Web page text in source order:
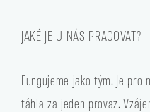
JAKÉ JE U NÁS PRACOVAT?
Fungujeme jako tým. Je
táhla za jeden provaz.